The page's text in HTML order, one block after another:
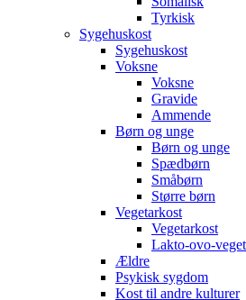
Tyrkisk
Sygehuskost
Sygehuskost
Voksne
Voksne
Gravide
Ammende
Børn og unge
Børn og unge
Spædbørn
Småbørn
Større børn
Vegetarkost
Vegetarkost
Lakto-ovo-
Ældre
Psykisk sygdom
Kost til andre kulturer